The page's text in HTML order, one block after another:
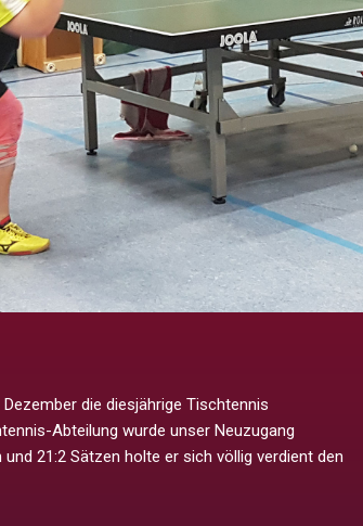
die diesjährige Tischtennis
Abteilung wurde unser Neuzugang
21:2 Sätzen holte er sich völlig verdient den